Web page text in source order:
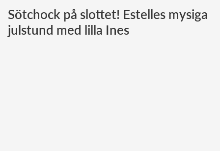
Norska kungahuset
Danska kungahuset
Sötchock på slottet! Estelles mysiga
julstund med lilla Ines